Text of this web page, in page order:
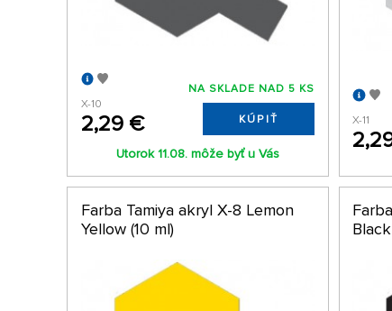
X-10
2,29 €
NA SKLADE NAD 5 KS
KÚPIŤ
Utorok 11.08. môže byť u Vás
X-11
Farba Tamiya akryl X-8 Lemon
Yellow (10 ml)